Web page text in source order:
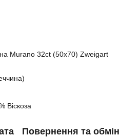
Murano 32ct (50х70) Zweigart
Віскоза
Повернення та обмін